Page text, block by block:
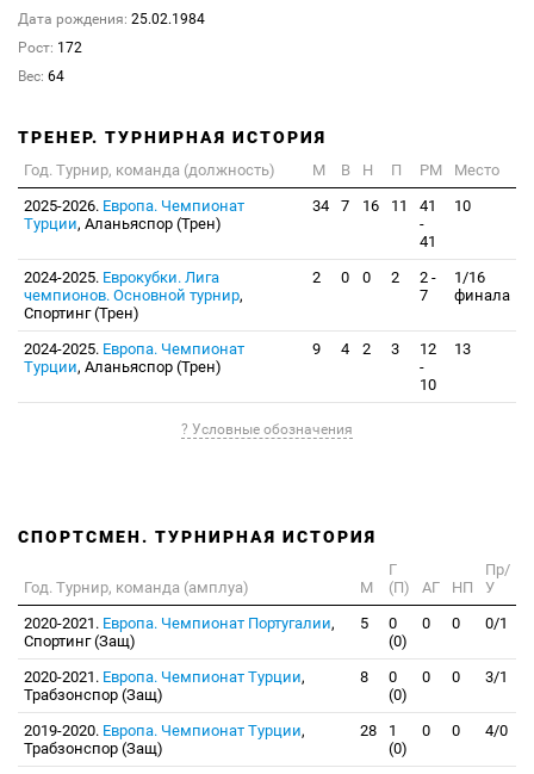
Дата рождения: 25.02.1984
Рост: 172
Вес: 64
ТРЕНЕР. ТУРНИРНАЯ ИСТОРИЯ
Год. Турнир, команда (должность) М В Н П РМ
Место
2025-2026. Европа. Чемпионат
Турции, Аланьяспор (Трен)
34 7 16 11
41
-
41
10
2024-2025. Еврокубки. Лига
чемпионов. Основной турнир,
Спортинг (Трен)
2 0 0 2
2 -
7
1/16
финала
2024-2025. Европа. Чемпионат
Турции, Аланьяспор (Трен)
9 4 2 3
12
-
10
13
? Условные обозначения
СПОРТСМЕН. ТУРНИРНАЯ ИСТОРИЯ
Год. Турнир, команда (амплуа) М
Г
(П)
АГ НП
Пр/
У
2020-2021. Европа. Чемпионат Португалии,
Спортинг (Защ)
5
0
(0)
0 0 0/1
2020-2021. Европа. Чемпионат Турции,
Трабзонспор (Защ)
8
0
(0)
0 0 3/1
2019-2020. Европа. Чемпионат Турции,
Трабзонспор (Защ)
28
1
(0)
0 0 4/0